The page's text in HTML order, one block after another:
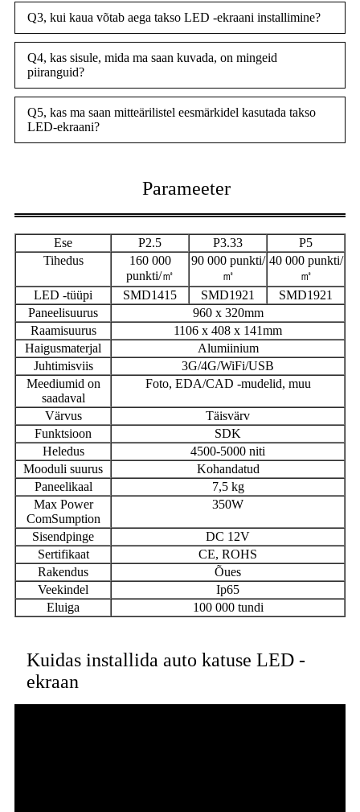
Q3, kui kaua võtab aega takso LED -ekraani installimine?
Q4, kas sisule, mida ma saan kuvada, on mingeid
piiranguid?
Q5, kas ma saan mitteärilistel eesmärkidel kasutada takso
LED-ekraani?
Parameeter
Ese P2.5 P3.33
P5
Tihedus
160 000
punkti/㎡
90 000 punkti/
㎡
40 000 punkti/
㎡
LED -tüüpi
SMD1415 SMD1921
SMD1921
Paneelisuurus
960 x 320mm
Raamisuurus
1106 x 408 x 141mm
Haigusmaterjal
Alumiinium
Juhtimisviis
3G/4G/WiFi/USB
Meediumid on
saadaval
Foto, EDA/CAD -mudelid, muu
Värvus
Täisvärv
Funktsioon
SDK
Heledus
4500-5000 niti
Mooduli suurus
Kohandatud
Paneelikaal
7,5 kg
Max Power
ComSumption
350W
Sisendpinge
DC 12V
Sertifikaat
CE, ROHS
Rakendus
Õues
Veekindel
Ip65
Eluiga
100 000 tundi
Kuidas installida auto katuse LED -
ekraan